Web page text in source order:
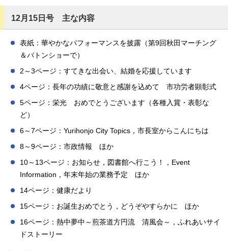
12月15日号 主な内容
表紙：華やかなパフォーマンスを披露（第9回秋田マーチング
＆バトンショーで）
2～3ページ：すてきな出会い、結婚を応援しています
4ページ：長年の功績に敬意と感謝を込めて 市功労者顕彰式
5ページ：栄光 おめでとうございます（各種入賞・表彰な
ど）
6～7ページ：Yurihonjo City Topics，市長室からこんにちは
8～9ページ：市政情報 ほか
10～13ページ：お知らせ，図書館へ行こう！，Event
Information，年末年始の業務予定 ほか
14ページ：健康だより
15ページ：お誕生おめでとう，どうぞやすらかに ほか
16ページ：熱中夢中～煎茶道方円流 清風会～，ふれあいサイ
ドストーリー